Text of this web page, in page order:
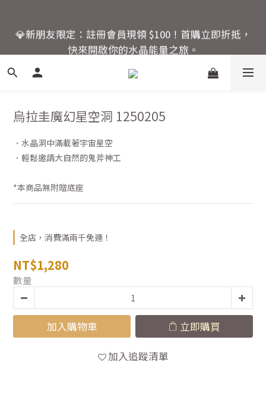
快來開啟你的水晶能量之旅。
活動結束還有
4
2
1
6
4
3
1
0
5
3
5
3
6
5
4
0
6
5
4
0
6
5
4
0
4
3
2
1
🚚 全館滿額回饋：單筆滿 $2000 即享免運優惠
烏拉圭魔幻星空洞 1250205
．水晶洞中滿載著宇宙星空
．輕鬆邀請大自然的鬼斧神工
*本商品無附贈底座
全店，消費滿兩千免運！
NT$1,280
數量
加入購物車 立即購買
加入追蹤清單